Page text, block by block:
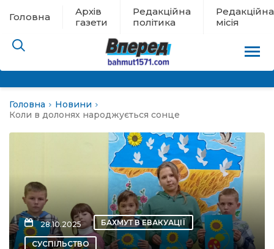
Головна
Архів
газети
Редакційна
політика
Редакційна
місія
новини
Головна
Новини
Коли в долонях народжується сонце
28.10.2025 БАХМУТ В ЕВАКУАЦІЇ
СУСПІЛЬСТВО